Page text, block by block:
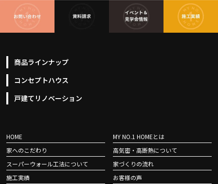
商品ラインナップ
コンセプトハウス
戸建てリノベーション
HOME
MY NO.1 HOMEとは
家へのこだわり
高気密・高断熱について
スーパーウォール工法について
家づくりの流れ
施工実績
お客様の声